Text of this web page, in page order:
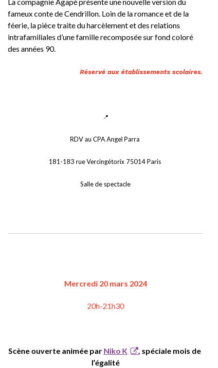
La compagnie Agapé présente une nouvelle version du
fameux conte de Cendrillon. Loin de la romance et de la
féerie, la pièce traite du harcèlement et des relations
intrafamiliales d’une famille recomposée sur fond coloré
des années 90.
Réservé aux établissements scolaires.
📍
RDV au CPA Angel Parra
181-183 rue Vercingétorix 75014 Paris
Salle de spectacle
Mercredi 20 mars 2024
20h-21h30
Scène ouverte animée par Niko K
, spéciale mois de
l’égalité